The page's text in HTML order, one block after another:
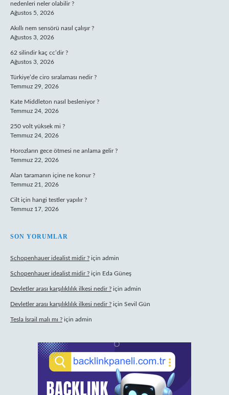
nedenleri neler olabilir ?
Ağustos 5, 2026
Akıllı nem sensörü nasıl çalışır ?
Ağustos 3, 2026
62 silindir kaç cc’dir ?
Ağustos 3, 2026
Türkiye’de ciro sıralaması nedir ?
Temmuz 29, 2026
Kate Middleton nasıl besleniyor ?
Temmuz 24, 2026
250 volt yüksek mi ?
Temmuz 24, 2026
Horozların gece ötmesi ne anlama gelir ?
Temmuz 22, 2026
Alan taramanın içine ne konur ?
Temmuz 21, 2026
Cilt için hangi testler yapılır ?
Temmuz 17, 2026
SON YORUMLAR
Schopenhauer idealist midir ? için admin
Schopenhauer idealist midir ? için Eda Güneş
Devletler arası karşılıklılık ilkesi nedir ? için admin
Devletler arası karşılıklılık ilkesi nedir ? için Sevil Gün
Tesla İsrail malı mı ? için admin